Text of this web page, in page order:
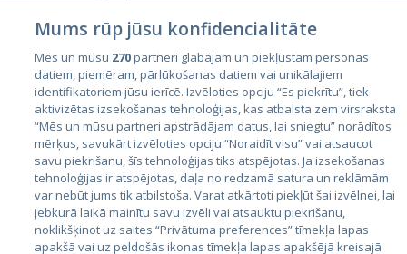
Valstis
Igaunija
Latvija
Lietuva
Mums rūp jūsu konfidencialitāte
Mēs un mūsu 270partneri glabājam un piekļūstam personas
datiem, piemēram, pārlūkošanas datiem vai unikālajiem
identifikatoriem jūsu ierīcē. Izvēloties opciju “Es piekrītu”, tiek
aktivizētas izsekošanas tehnoloģijas, kas atbalsta zem virsraksta
“Mēs un mūsu partneri apstrādājam datus, lai sniegtu” norādītos
mērķus, savukārt izvēloties opciju “Noraidīt visu” vai atsaucot
savu piekrišanu, šīs tehnoloģijas tiks atspējotas. Ja izsekošanas
tehnoloģijas ir atspējotas, daļa no redzamā satura un reklāmām
var nebūt jums tik atbilstoša. Varat atkārtoti piekļūt šai izvēlnei, lai
jebkurā laikā mainītu savu izvēli vai atsauktu piekrišanu,
noklikšķinot uz saites “Privātuma preferences” tīmekļa lapas
apakšā vai uz peldošās ikonas tīmekļa lapas apakšējā kreisajā